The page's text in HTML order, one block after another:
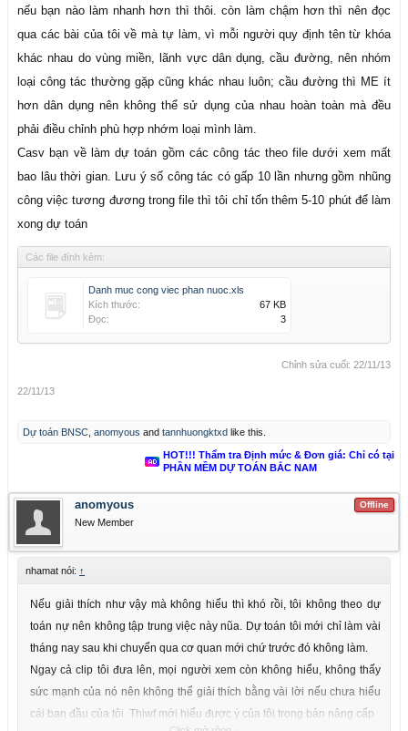
nếu bạn nào làm nhanh hơn thì thôi. còn làm chậm hơn thì nên đọc
qua các bài của tôi về mà tự làm, vì mỗi người quy định tên từ khóa
khác nhau do vùng miền, lãnh vực dân dụng, cầu đường, nên nhóm
loại công tác thường gặp cũng khác nhau luôn; cầu đường thì ME ít
hơn dân dụng nên không thể sử dụng của nhau hoàn toàn mà đều
phải điều chỉnh phù hợp nhớm loại mình làm.
Casv bạn về làm dự toán gồm các công tác theo file dưới xem mất
bao lâu thời gian. Lưu ý số công tác có gấp 10 lần nhưng gồm nhũng
công việc tương đương trong file thì tôi chỉ tốn thêm 5-10 phút để làm
xong dự toán
Các file đính kèm:
Danh muc cong viec phan nuoc.xls
Kích thước:
67 KB
Đọc:
3
Chỉnh sửa cuối: 22/11/13
22/11/13
Dự toán BNSC anomyous and tannhuongktxd like this.
HOT!!! Thẩm tra Định mức & Đơn giá: Chỉ có tại
PHẦN MỀM DỰ TOÁN BẮC NAM
Offline
anomyous
New Member
nhamat nói: ↑
Nếu giải thích như vậy mà không hiểu thì khó rồi, tôi không theo dự
toán nự nên không tập trung việc này nũa. Dự toán tôi mới chỉ làm vài
tháng nay sau khi chuyển qua cơ quan mới chứ trước đó không làm.
Ngay cả clip tôi đưa lên, mọi người xem còn không hiểu, không thấy
sức mạnh của nó nên không thể giải thích bằng vài lời nếu chưa hiểu
cái ban đầu của tôi. Thiwf mới hiểu được ý của tôi trong bản nâng cấp